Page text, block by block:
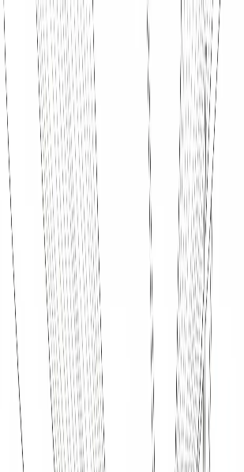
Imagem para Imagem com IA
Imagem para Imagem
Texto para Imagem
Texto para Vídeo
Imagem para Vídeo
Troca de Rosto
Troca de Rosto em Vídeo
IA
Modelos de IA
Melhorar Plano